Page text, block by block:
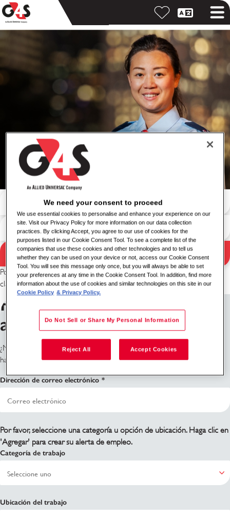
Resultados de búsqueda
Buscar por ubicación
Buscar
Por favor, intenta con una combinación diferente de palabra
clave/ubicación o amplía tus criterios de búsqueda.
Regístrate para recibir
alertas de trabajo
¿No ves lo que estás buscando? Regístrate y te notificaremos cuando
haya roles disponibles.
Dirección de correo electrónico
Por favor, seleccione una categoría u opción de ubicación. Haga clic en
'Agregar' para crear su alerta de empleo.
Categoría de trabajo
Ubicación del trabajo
We need your consent to proceed
We use essential cookies to personalise and enhance your experience on our
site. Visit our Privacy Policy for more information on our data collection
practices. By clicking Accept, you agree to our use of cookies for the
purposes listed in our Cookie Consent Tool. To see a complete list of the
companies that use these cookies and other technologies and to tell us
whether they can be used on your device or not, access our Cookie Consent
Tool. You will see this message only once, but you will always be able to set
your preferences at any time in the Cookie Consent Tool. In addition, find more
information about the use of cookies and similar technologies on this site in our
Cookie Policy & Privacy Policy.
Do Not Sell or Share My Personal Information
Reject All Accept Cookies